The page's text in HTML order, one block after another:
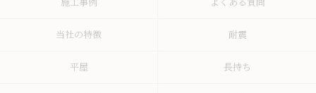
施工事例 よくある質問
当社の特徴 耐震
平屋 長持ち